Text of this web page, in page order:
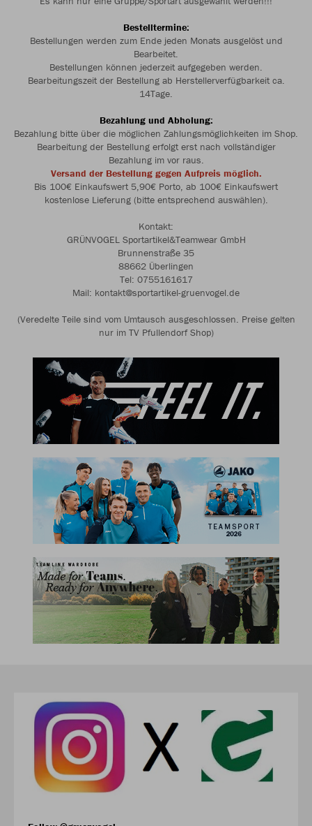
Bestelltermine:
Bestellungen werden zum Ende jeden Monats ausgelöst und
Bearbeitet.
Bestellungen können jederzeit aufgegeben werden.
Bearbeitungszeit der Bestellung ab Herstellerverfügbarkeit ca.
14Tage.
Bezahlung und Abholung:
Bezahlung bitte über die möglichen Zahlungsmöglichkeiten im Shop.
Bearbeitung der Bestellung erfolgt erst nach vollständiger
Bezahlung im vor raus.
Versand der Bestellung gegen Aufpreis möglich.
Bis 100€ Einkaufswert 5,90€ Porto, ab 100€ Einkaufswert
kostenlose Lieferung (bitte entsprechend auswählen).
Kontakt:
GRÜNVOGEL Sportartikel&Teamwear GmbH
Brunnenstraße 35
88662 Überlingen
Tel: 0755161617
Mail: kontakt@sportartikel-gruenvogel.de
(Veredelte Teile sind vom Umtausch ausgeschlossen. Preise gelten
nur im TV Pfullendorf Shop)